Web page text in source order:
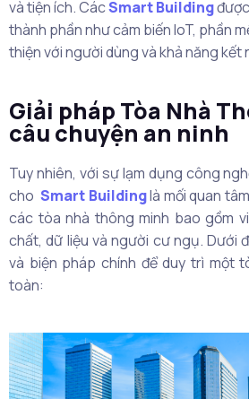
và tiện ích. CácSmart Building
thành phần như cảm biến IoT, phần
thiện với người dùng và khả năng kết
Giải pháp Tòa Nhà
câu chuyện an ninh
Tuy nhiên, với sự lạm dụng công
cho Smart Buildinglà mối quan
các tòa nhà thông minh bao gồm
chất, dữ liệu và người cư ngụ. Dưới
và biện pháp chính để duy trì một
toàn: